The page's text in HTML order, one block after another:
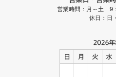
営業時間：月～土 9
休日：日